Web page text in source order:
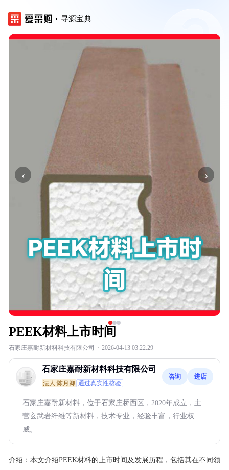
寻源宝典
‹ ›
PEEK材料上市时间
石家庄嘉耐新材料科技有限公司 · 2026-04-13 03:22:29
石家庄嘉耐新材料科技有限公司
法人:陈月卿 通过真实性核验
咨询 进店
石家庄嘉耐新材料，位于石家庄桥西区，2020年成立，主
营玄武岩纤维等新材料，技术专业，经验丰富，行业权
威。
介绍： 本文介绍PEEK材料的上市时间及发展历程，包括其在不同领